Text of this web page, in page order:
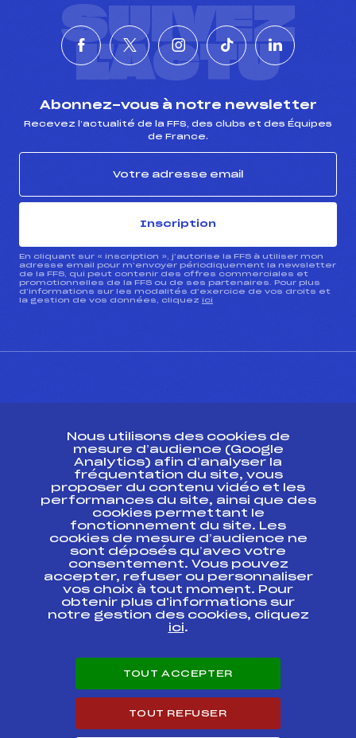
SUIVEZ
L'ACTU
Abonnez-vous à notre newsletter
Recevez l’actualité de la FFS, des clubs et des Équipes
de France.
Inscription
En cliquant sur « inscription », j’autorise la FFS à utiliser mon
adresse email pour m’envoyer périodiquement la newsletter
de la FFS, qui peut contenir des offres commerciales et
promotionnelles de la FFS ou de ses partenaires. Pour plus
d’informations sur les modalités d’exercice de vos droits et
la gestion de vos données, cliquez ici
Ressources
Pass’Neige
Projet sportif fédéral
Projet de performance fédéral
Antidopage
Pôle Développement, Formation, Suivi
Scientifique
Listes ministérielles
Pôle vie de l’athlète
Enseignement professionnel
Carrières
Nous utilisons des cookies de
mesure d’audience (Google
Analytics) afin d’analyser la
fréquentation du site, vous
proposer du contenu vidéo et les
performances du site, ainsi que des
cookies permettant le
fonctionnement du site. Les
cookies de mesure d’audience ne
sont déposés qu’avec votre
consentement. Vous pouvez
accepter, refuser ou personnaliser
vos choix à tout moment. Pour
obtenir plus d'informations sur
notre gestion des cookies, cliquez
ici.
TOUT ACCEPTER
TOUT REFUSER